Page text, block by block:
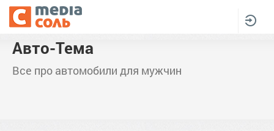
Авто-Тема
Все про автомобили для мужчин